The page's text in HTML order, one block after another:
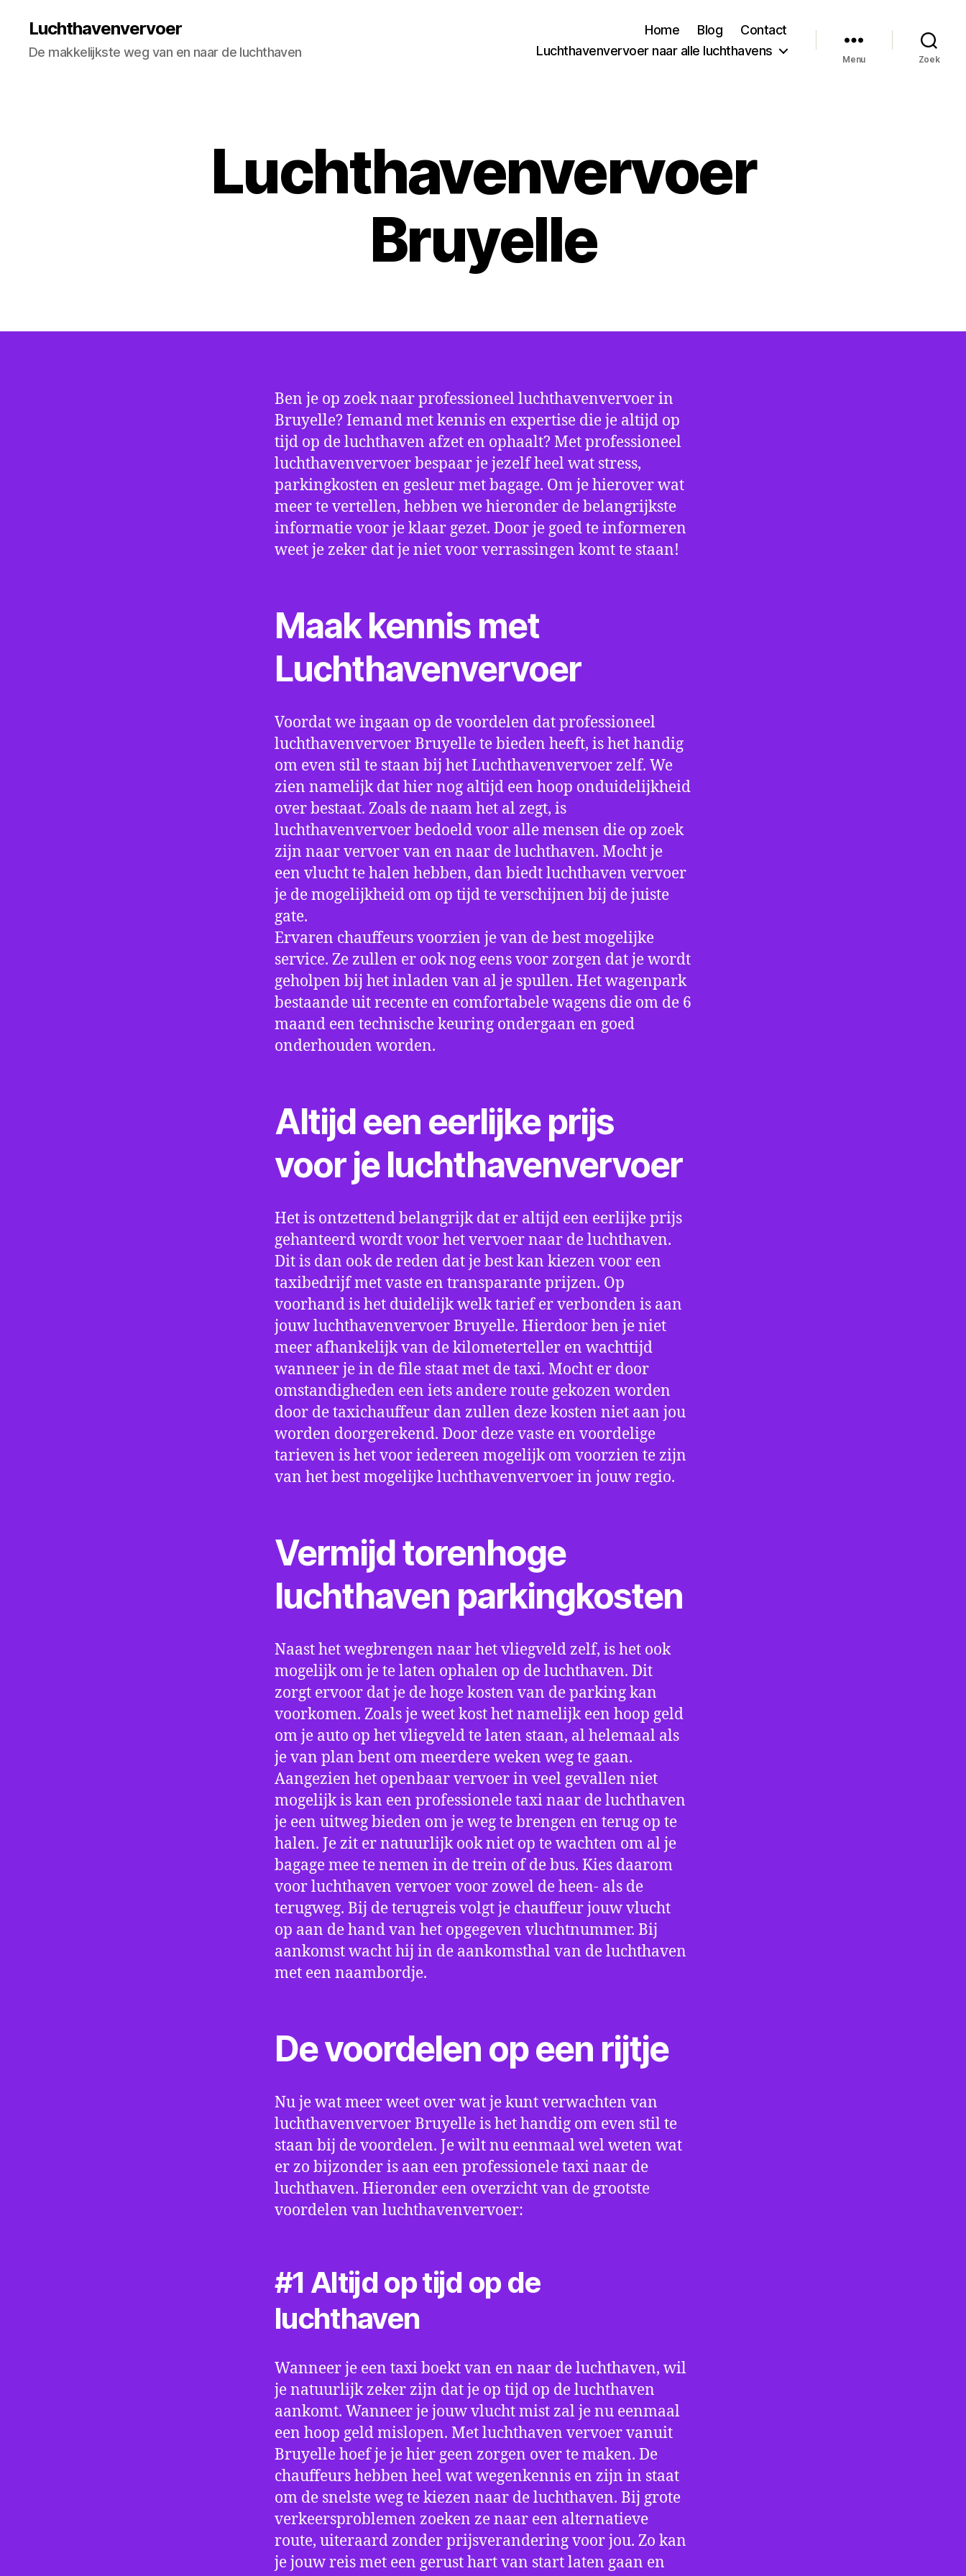
Luchthavenvervoer
De makkelijkste weg van en naar de luchthaven
Home Blog
Contact
Luchthavenvervoer naar alle luchthavens
Menu Zoek
Luchthavenvervoer
Bruyelle
Ben je op zoek naar professioneel luchthavenvervoer in
Bruyelle? Iemand met kennis en expertise die je altijd op
tijd op de luchthaven afzet en ophaalt? Met professioneel
luchthavenvervoer bespaar je jezelf heel wat stress,
parkingkosten en gesleur met bagage. Om je hierover wat
meer te vertellen, hebben we hieronder de belangrijkste
informatie voor je klaar gezet. Door je goed te informeren
weet je zeker dat je niet voor verrassingen komt te staan!
Maak kennis met
Luchthavenvervoer
Voordat we ingaan op de voordelen dat professioneel
luchthavenvervoer Bruyelle te bieden heeft, is het handig
om even stil te staan bij het Luchthavenvervoer zelf. We
zien namelijk dat hier nog altijd een hoop onduidelijkheid
over bestaat. Zoals de naam het al zegt, is
luchthavenvervoer bedoeld voor alle mensen die op zoek
zijn naar vervoer van en naar de luchthaven. Mocht je
een vlucht te halen hebben, dan biedt luchthaven vervoer
je de mogelijkheid om op tijd te verschijnen bij de juiste
gate.
Ervaren chauffeurs voorzien je van de best mogelijke
service. Ze zullen er ook nog eens voor zorgen dat je wordt
geholpen bij het inladen van al je spullen. Het wagenpark
bestaande uit recente en comfortabele wagens die om de 6
maand een technische keuring ondergaan en goed
onderhouden worden.
Altijd een eerlijke prijs
voor je luchthavenvervoer
Het is ontzettend belangrijk dat er altijd een eerlijke prijs
gehanteerd wordt voor het vervoer naar de luchthaven.
Dit is dan ook de reden dat je best kan kiezen voor een
taxibedrijf met vaste en transparante prijzen. Op
voorhand is het duidelijk welk tarief er verbonden is aan
jouw luchthavenvervoer Bruyelle. Hierdoor ben je niet
meer afhankelijk van de kilometerteller en wachttijd
wanneer je in de file staat met de taxi. Mocht er door
omstandigheden een iets andere route gekozen worden
door de taxichauffeur dan zullen deze kosten niet aan jou
worden doorgerekend. Door deze vaste en voordelige
tarieven is het voor iedereen mogelijk om voorzien te zijn
van het best mogelijke luchthavenvervoer in jouw regio.
Vermijd torenhoge
luchthaven parkingkosten
Naast het wegbrengen naar het vliegveld zelf, is het ook
mogelijk om je te laten ophalen op de luchthaven. Dit
zorgt ervoor dat je de hoge kosten van de parking kan
voorkomen. Zoals je weet kost het namelijk een hoop geld
om je auto op het vliegveld te laten staan, al helemaal als
je van plan bent om meerdere weken weg te gaan.
Aangezien het openbaar vervoer in veel gevallen niet
mogelijk is kan een professionele taxi naar de luchthaven
je een uitweg bieden om je weg te brengen en terug op te
halen. Je zit er natuurlijk ook niet op te wachten om al je
bagage mee te nemen in de trein of de bus. Kies daarom
voor luchthaven vervoer voor zowel de heen- als de
terugweg. Bij de terugreis volgt je chauffeur jouw vlucht
op aan de hand van het opgegeven vluchtnummer. Bij
aankomst wacht hij in de aankomsthal van de luchthaven
met een naambordje.
De voordelen op een rijtje
Nu je wat meer weet over wat je kunt verwachten van
luchthavenvervoer Bruyelle is het handig om even stil te
staan bij de voordelen. Je wilt nu eenmaal wel weten wat
er zo bijzonder is aan een professionele taxi naar de
luchthaven. Hieronder een overzicht van de grootste
voordelen van luchthavenvervoer:
#1 Altijd op tijd op de
luchthaven
Wanneer je een taxi boekt van en naar de luchthaven, wil
je natuurlijk zeker zijn dat je op tijd op de luchthaven
aankomt. Wanneer je jouw vlucht mist zal je nu eenmaal
een hoop geld mislopen. Met luchthaven vervoer vanuit
Bruyelle hoef je je hier geen zorgen over te maken. De
chauffeurs hebben heel wat wegenkennis en zijn in staat
om de snelste weg te kiezen naar de luchthaven. Bij grote
verkeersproblemen zoeken ze naar een alternatieve
route, uiteraard zonder prijsverandering voor jou. Zo kan
je jouw reis met een gerust hart van start laten gaan en